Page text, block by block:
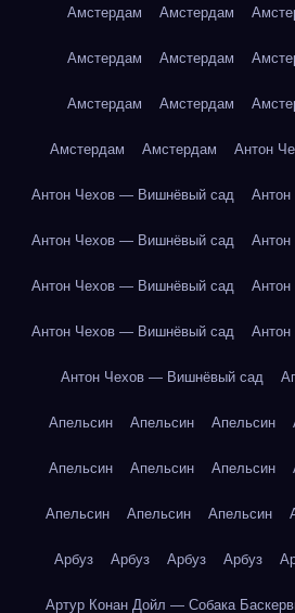
Амстердам Амстердам
Амстердам Амстердам
Амстердам Амстердам
Амстердам Амстердам Антон
Антон Чехов — Вишнёвый сад
Антон Чехов — Вишнёвый сад
Антон Чехов — Вишнёвый сад
Антон Чехов — Вишнёвый сад
Антон Чехов — Вишнёвый сад
Апельсин Апельсин Апельсин
Апельсин Апельсин Апельсин
Апельсин Апельсин Апельсин
Арбуз Арбуз Арбуз Арбуз
Артур Конан Дойл — Собака